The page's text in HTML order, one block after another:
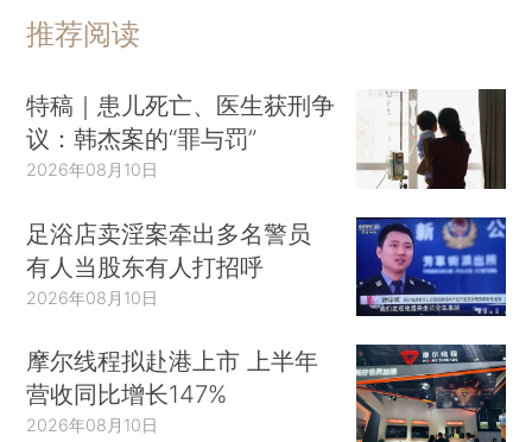
推荐阅读
特稿｜患儿死亡、医生获刑争
议：韩杰案的“罪与罚”
2026年08月10日
足浴店卖淫案牵出多名警员
有人当股东有人打招呼
2026年08月10日
摩尔线程拟赴港上市 上半年
营收同比增长147%
2026年08月10日